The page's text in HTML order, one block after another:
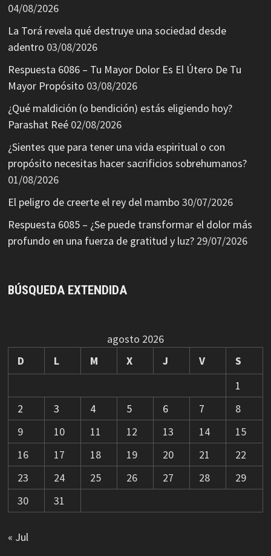
04/08/2026
La Torá revela qué destruye una sociedad desde
adentro 03/08/2026
Respuesta 6086 – Tu Mayor Dolor Es El Útero De Tu
Mayor Propósito 03/08/2026
¿Qué maldición (o bendición) estás eligiendo hoy?
Parashat Reé 02/08/2026
¿Sientes que para tener una vida espiritual o con
propósito necesitas hacer sacrificios sobrehumanos?
01/08/2026
El peligro de creerte el rey del mambo 30/07/2026
Respuesta 6085 – ¿Se puede transformar el dolor más
profundo en una fuerza de gratitud y luz? 29/07/2026
BÚSQUEDA EXTENDIDA
agosto 2026
D
L M X J V
S
1
2
3 4 5 6 7
8
9
10 11 12 13 14
15
16
17 18 19 20 21
22
23
24 25 26 27 28
29
30
31
« Jul